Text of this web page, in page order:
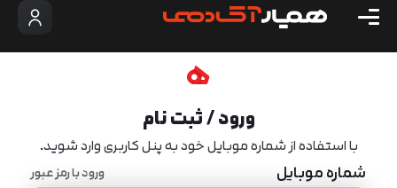
ورود / ثبت نام
با استفاده از شماره موبایل خود به پنل کاربری وارد شوید.
شماره موبایل ورود با رمز عبور